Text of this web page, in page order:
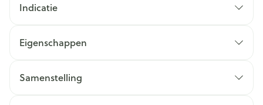
Indicatie
Eigenschappen
Samenstelling